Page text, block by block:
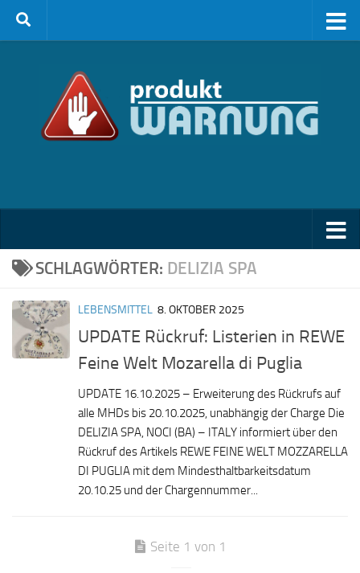
Zum Inhalt springen
SCHLAGWÖRTER: DELIZIA SPA
LEBENSMITTEL 8. OKTOBER 2025
UPDATE Rückruf: Listerien in REWE
Feine Welt Mozarella di Puglia
UPDATE 16.10.2025 – Erweiterung des Rückrufs auf
alle MHDs bis 20.10.2025, unabhängig der Charge Die
DELIZIA SPA, NOCI (BA) – ITALY informiert über den
Rückruf des Artikels REWE FEINE WELT MOZZARELLA
DI PUGLIA mit dem Mindesthaltbarkeitsdatum
20.10.25 und der Chargennummer...
Seite 1 von 1